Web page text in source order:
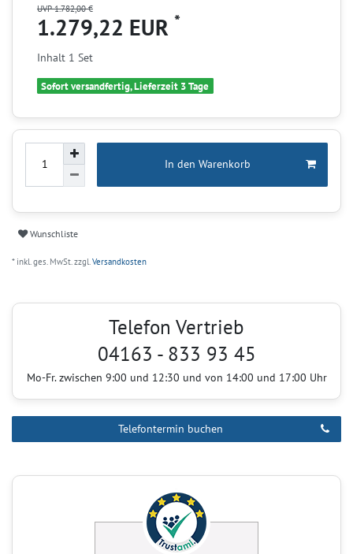
UVP 1.782,00 €
1.279,22 EUR *
Inhalt 1 Set
Sofort versandfertig, Lieferzeit 3 Tage
In den Warenkorb
Wunschliste
* inkl. ges. MwSt. zzgl.Versandkosten
Telefon Vertrieb
04163 - 833 93 45
Mo-Fr. zwischen 9:00 und 12:30 und von 14:00 und 17:00 Uhr
Telefontermin buchen